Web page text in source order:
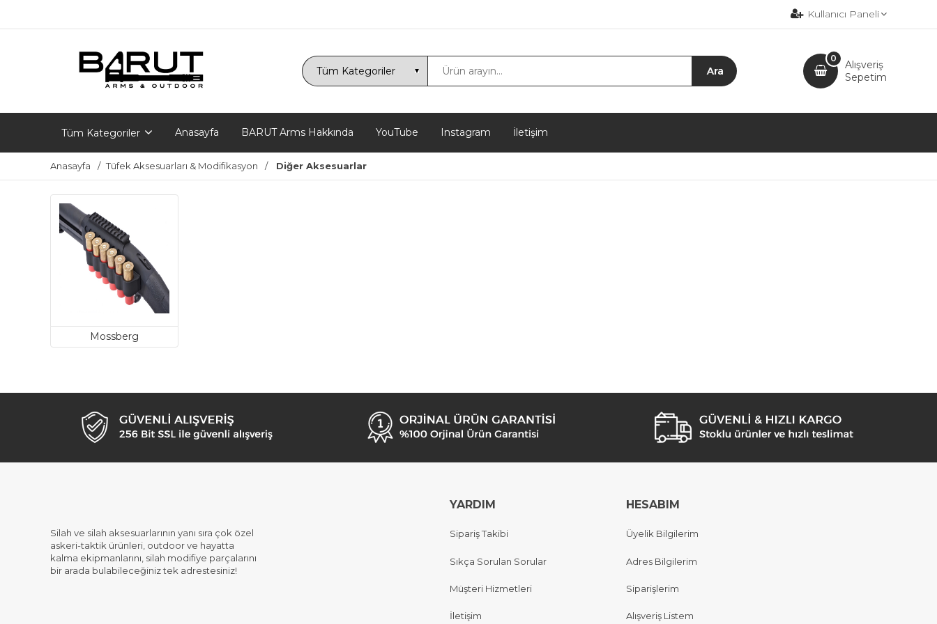
Kullanıcı Paneli
Alışveriş
Sepetim
0
Tüm Kategoriler Anasayfa BARUT Arms Hakkında YouTube Instagram İletişim
Anasayfa Tüfek Aksesuarları & Modifikasyon Diğer Aksesuarlar
Mossberg
Silah ve silah aksesuarlarının yanı sıra çok özel
askeri-taktik ürünleri, outdoor ve hayatta
kalma ekipmanlarını, silah modifiye parçalarını
bir arada bulabileceğiniz tek adrestesiniz!
YARDIM
Sipariş Takibi
Sıkça Sorulan Sorular
Müşteri Hizmetleri
İletişim
HESABIM
Üyelik Bilgilerim
Adres Bilgilerim
Siparişlerim
Alışveriş Listem